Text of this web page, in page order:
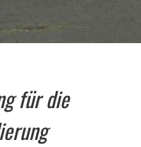
für die